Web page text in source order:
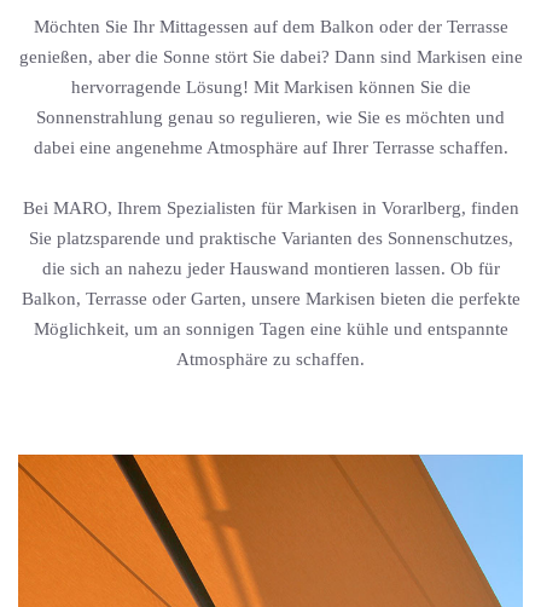
Möchten Sie Ihr Mittagessen auf dem Balkon oder der Terrasse
genießen, aber die Sonne stört Sie dabei? Dann sind Markisen eine
hervorragende Lösung! Mit Markisen können Sie die
Sonnenstrahlung genau so regulieren, wie Sie es möchten und
dabei eine angenehme Atmosphäre auf Ihrer Terrasse schaffen.
Bei MARO, Ihrem Spezialisten für Markisen in Vorarlberg, finden
Sie platzsparende und praktische Varianten des Sonnenschutzes,
die sich an nahezu jeder Hauswand montieren lassen. Ob für
Balkon, Terrasse oder Garten, unsere Markisen bieten die perfekte
Möglichkeit, um an sonnigen Tagen eine kühle und entspannte
Atmosphäre zu schaffen.